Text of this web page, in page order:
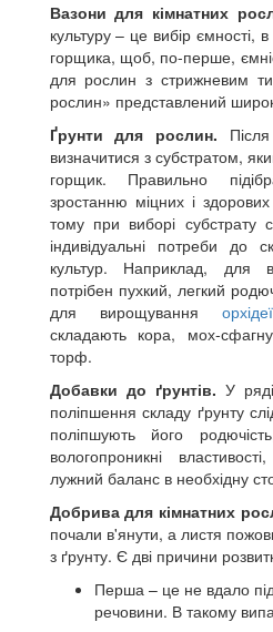
Вазони для кімнатних
культуру – це вибір ємності,
горщика, щоб, по-перше,
для рослин з стрижневим
рослин» представлений
Ґрунти для рослин.
визначитися з субстратом,
горщик. Правильно
зростанню міцних і
тому при виборі субстрату
індивідуальні потреби до
культур. Наприклад, для
потрібен пухкий, легкий
для вирощування орхідеї
складають кора, мох-
торф.
Добавки до ґрунтів.У
поліпшення складу ґрунту
поліпшують його
вологопроникні
лужний баланс в необхідну
Добрива для кімнатних
почали в'янути, а листя
з ґрунту. Є дві причини
Перша – це не вдало
речовини. В такому